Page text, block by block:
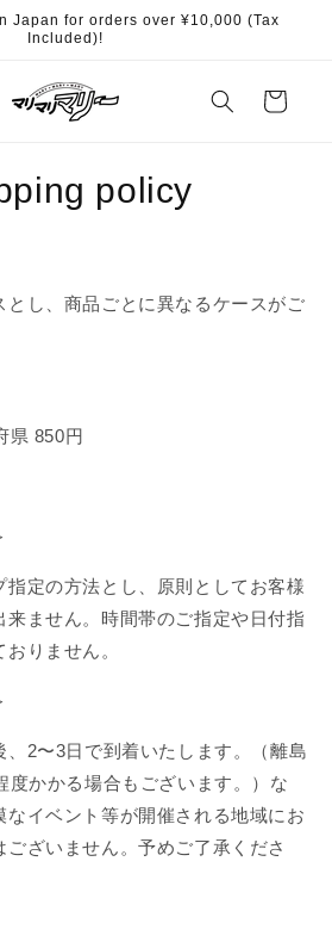
Japan for orders over ¥10,000 (Tax
Included)!
Cart
policy
とし、商品ごとに異なるケースがご
県 850円
指定の方法とし、原則としてお客様
来ません。時間帯のご指定や日付指
りません。
、2〜3日で到着いたします。（離島
度かかる場合もございます。）な
なイベント等が開催される地域にお
ざいません。予めご了承くださ